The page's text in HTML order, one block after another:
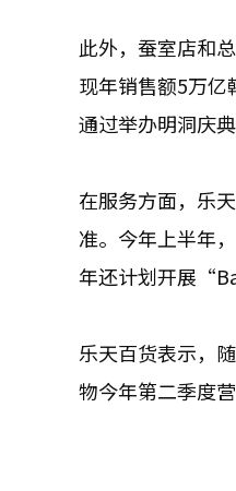
此外，蚕室店和
现年销售额5万
通过举办明洞庆
在服务方面，乐
准。今年上半年
年还计划开展
乐天百货表示，
物今年第二季度